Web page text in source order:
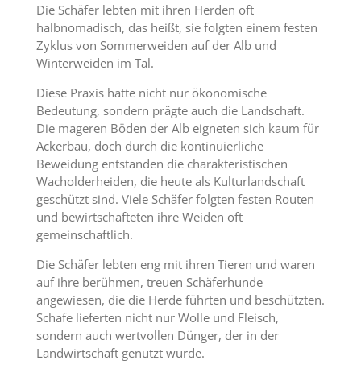
Die Schäfer lebten mit ihren Herden oft
halbnomadisch, das heißt, sie folgten einem festen
Zyklus von Sommerweiden auf der Alb und
Winterweiden im Tal.
Diese Praxis hatte nicht nur ökonomische
Bedeutung, sondern prägte auch die Landschaft.
Die mageren Böden der Alb eigneten sich kaum für
Ackerbau, doch durch die kontinuierliche
Beweidung entstanden die charakteristischen
Wacholderheiden, die heute als Kulturlandschaft
geschützt sind. Viele Schäfer folgten festen Routen
und bewirtschafteten ihre Weiden oft
gemeinschaftlich.
Die Schäfer lebten eng mit ihren Tieren und waren
auf ihre berühmen, treuen Schäferhunde
angewiesen, die die Herde führten und beschützten.
Schafe lieferten nicht nur Wolle und Fleisch,
sondern auch wertvollen Dünger, der in der
Landwirtschaft genutzt wurde.